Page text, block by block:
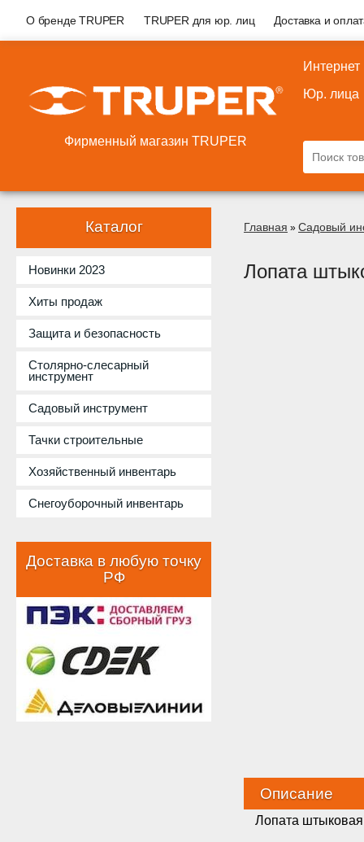
О бренде TRUPER TRUPER для юр. лиц Доставка и
Фирменный магазин TRUPER
Интернет
Юр. лица
Каталог
Новинки 2023
Хиты продаж
Защита и безопасность
Столярно-слесарный
инструмент
Садовый инструмент
Тачки строительные
Хозяйственный инвентарь
Снегоуборочный инвентарь
Доставка в любую точку
РФ
Главная » Садовый
Лопата
Описание
Лопата